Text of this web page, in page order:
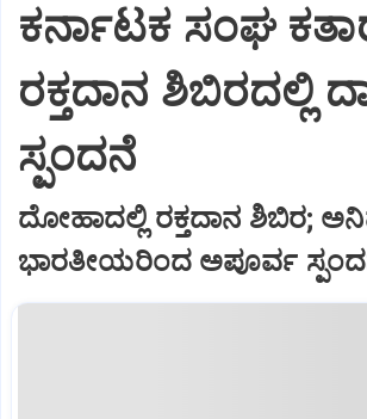
ಕರ್ನಾಟಕ ಸಂಘ
ರಕ್ತದಾನ ಶಿಬಿರದಲ್ಲಿ
ಸ್ಪಂದನೆ
ದೋಹಾದಲ್ಲಿ ರಕ್ತದಾನ ಶಿಬಿರ;
ಭಾರತೀಯರಿಂದ ಅಪೂರ್ವ